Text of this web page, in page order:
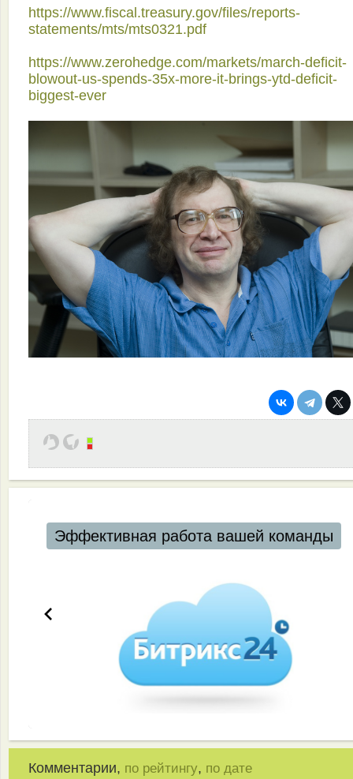
https://www.fiscal.treasury.gov/files/reports-
statements/mts/mts0321.pdf
https://www.zerohedge.com/markets/march-deficit-
blowout-us-spends-35x-more-it-brings-ytd-deficit-
biggest-ever
Эффективная работа вашей команды
Комментарии, по рейтингу, по дате